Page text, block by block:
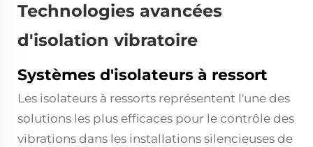
Technologies avancées
d'isolation vibratoire
Systèmes d'isolateurs à ressort
Les isolateurs à ressorts représentent l'une des
solutions les plus efficaces pour le contrôle des
vibrations dans les installations silencieuses de